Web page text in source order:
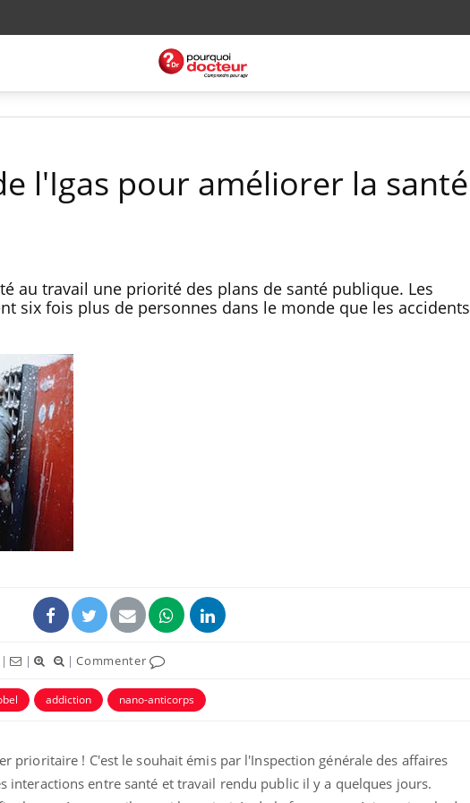
l'Igas pour améliorer la santé
au travail une priorité des plans de santé publique. Les
six fois plus de personnes dans le monde que les accidents
| | |Commenter
addiction nano-anticorps
prioritaire ! C'est le souhait émis par l'Inspection générale des affaires
interactions entre santé et travail rendu public il y a quelques jours.
VIH : la fin du comprimé
tous les jours se profile-t-